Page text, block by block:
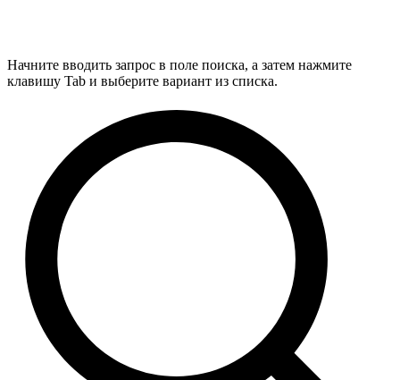
Начните вводить запрос в поле поиска, а затем нажмите
клавишу Tab и выберите вариант из списка.